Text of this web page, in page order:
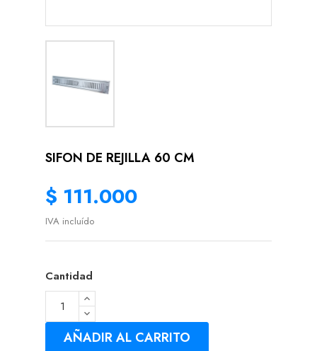
SIFON DE REJILLA 60 CM
$ 111.000
IVA incluído
Cantidad
AÑADIR AL CARRITO